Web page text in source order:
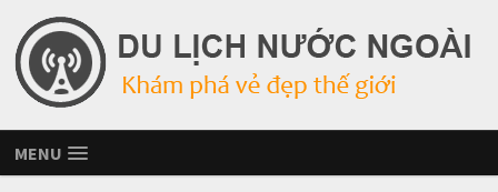
MENU